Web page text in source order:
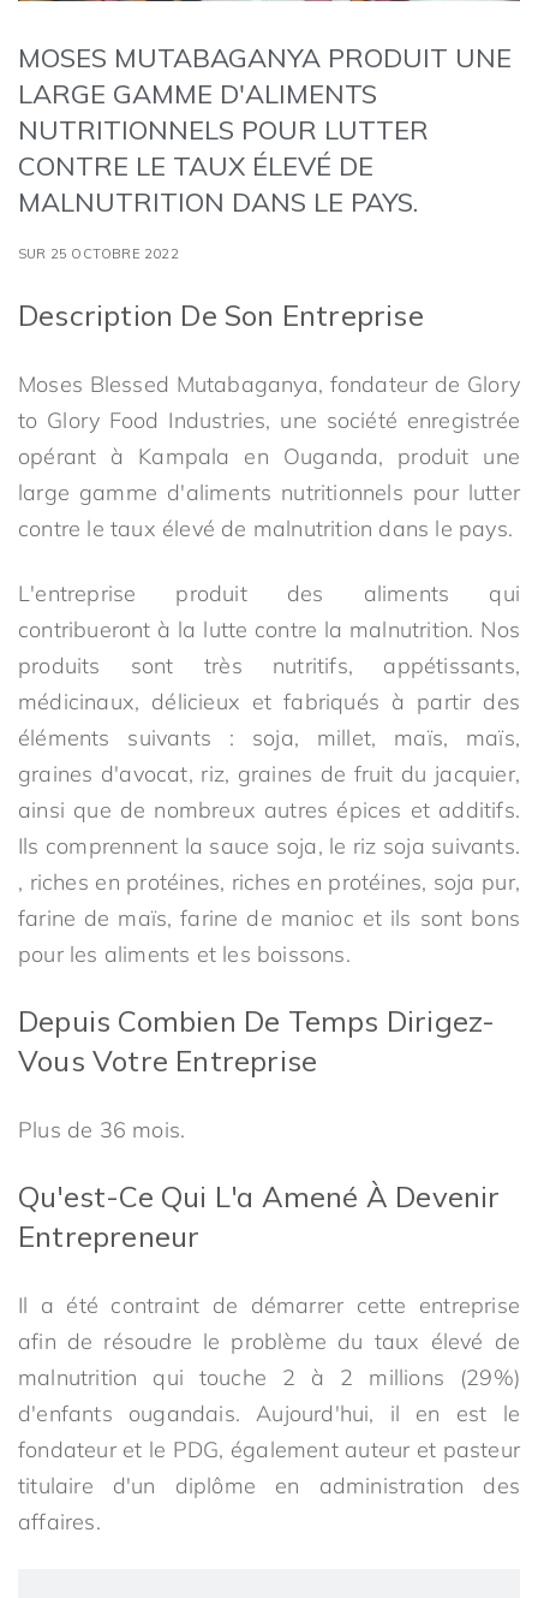
MOSES MUTABAGANYA PRODUIT UNE
LARGE GAMME D'ALIMENTS
NUTRITIONNELS POUR LUTTER
CONTRE LE TAUX ÉLEVÉ DE
MALNUTRITION DANS LE PAYS.
SUR 25 OCTOBRE 2022
Description De Son Entreprise
Moses Blessed Mutabaganya, fondateur de Glory
to Glory Food Industries, une société enregistrée
opérant à Kampala en Ouganda, produit une
large gamme d'aliments nutritionnels pour lutter
contre le taux élevé de malnutrition dans le pays.
L'entreprise produit des aliments qui
contribueront à la lutte contre la malnutrition. Nos
produits sont très nutritifs, appétissants,
médicinaux, délicieux et fabriqués à partir des
éléments suivants : soja, millet, maïs, maïs,
graines d'avocat, riz, graines de fruit du jacquier,
ainsi que de nombreux autres épices et additifs.
Ils comprennent la sauce soja, le riz soja suivants.
, riches en protéines, riches en protéines, soja pur,
farine de maïs, farine de manioc et ils sont bons
pour les aliments et les boissons.
Depuis Combien De Temps Dirigez-
Vous Votre Entreprise
Plus de 36 mois.
Qu'est-Ce Qui L'a Amené À Devenir
Entrepreneur
Il a été contraint de démarrer cette entreprise
afin de résoudre le problème du taux élevé de
malnutrition qui touche 2 à 2 millions (29%)
d'enfants ougandais. Aujourd'hui, il en est le
fondateur et le PDG, également auteur et pasteur
titulaire d'un diplôme en administration des
affaires.